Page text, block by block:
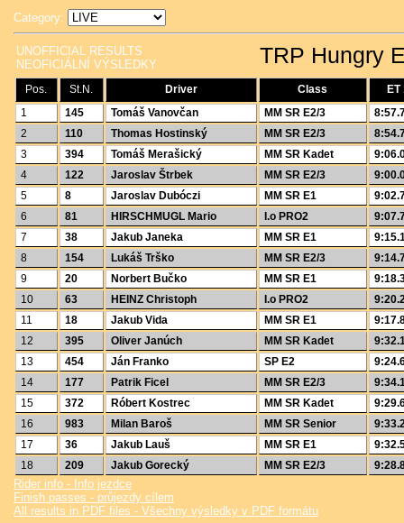
Category:
UNOFFICIAL RESULTS
NEOFICIÁLNÍ VÝSLEDKY
TRP Hungry
Pos. St.N. Driver Class
ET
1
145 Tomáš Vanovčan MM SR E2/3
2
110 Thomas Hostinský MM SR E2/3
3
394 Tomáš Merašický MM SR Kadet
4
122 Jaroslav Štrbek MM SR E2/3
5
8 Jaroslav Dubóczi MM SR E1
6
81 HIRSCHMUGL Mario I.o PRO2
7
38 Jakub Janeka MM SR E1
8
154 Lukáš Trško MM SR E2/3
9
20 Norbert Bučko MM SR E1
10
63 HEINZ Christoph I.o PRO2
11
18 Jakub Vida MM SR E1
12
395 Oliver Janúch MM SR Kadet
13
454 Ján Franko SP E2
14
177 Patrik Ficel MM SR E2/3
15
372 Róbert Kostrec MM SR Kadet
16
983 Milan Baroš MM SR Senior
17
36 Jakub Lauš MM SR E1
18
209 Jakub Gorecký MM SR E2/3
Rider info - Info jezdce
Finish passes - průjezdy cílem
All results in PDF files - Všechny výsledky v PDF formátu